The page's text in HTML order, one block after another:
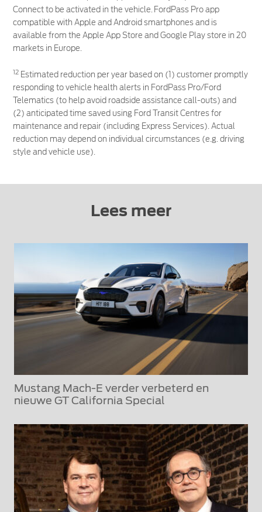
Connect to be activated in the vehicle. FordPass Pro app
compatible with Apple and Android smartphones and is
available from the Apple App Store and Google Play store in 20
markets in Europe.
12 Estimated reduction per year based on (1) customer promptly
responding to vehicle health alerts in FordPass Pro/Ford
Telematics (to help avoid roadside assistance call-outs) and
(2) anticipated time saved using Ford Transit Centres for
maintenance and repair (including Express Services). Actual
reduction may depend on individual circumstances (e.g. driving
style and vehicle use).
Lees meer
Mustang Mach-E verder verbeterd en
nieuwe GT California Special